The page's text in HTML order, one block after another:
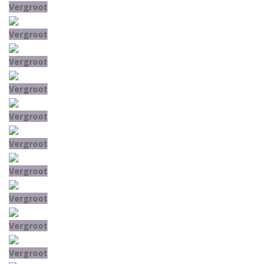
Vergroot
Vergroot
Vergroot
Vergroot
Vergroot
Vergroot
Vergroot
Vergroot
Vergroot
Vergroot